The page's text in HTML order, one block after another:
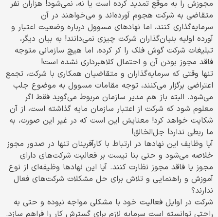
مجوزش را به موقع تمدید کرده است یا نه، نمی‌شود! هزاران نفر
متقاضی به شرکت هجوم آورده‌اند و می‌خواهند در آن
سرمایه‌گذاری کنند، اما نهادهای مسوول درباره وضعیت اعتبار و
آورده اولیه بنیان‌گذاران شرکت چیزی نمی‌دانند! به بیان دیگر،
تبلیغات شرکت گوش فلک را کر کرده، اما هیچ سازمانی متوجه
فاقد مجوز بودن آن و احتمال کلاهبرداری نشده است!
تنها وقتی که سرمایه‌گذاران و متقاضیان همکاری با شرکت، تجمع
اعتراضی برگزار می‌کنند، توجه مقامات مسوول به موضوع جلب
می‌شود. البته باز هم مدیر سازمان مربوط می‌گوید فقط اگر
معلوم شود که شرکت از اعتبار سازمان مایه گذاشته است، از آن
شکایت خواهد کرد! معنایش این است که در غیر این صورت، به
ما ربطی ندارد! جل‌الخالق!
آیا وظایف این نهادها در ارتباط با کارآفرینان تنها در صدور مجوز
خلاصه می‌شود و حتی بنا نیست بر فعالیت شرکت‌های دارای
مجوز یا فاقد مجوز نظارت کنند. آیا این نهادها وظیفه‌ای از نوع
آموزش و راهنمایی و تلاش برای حل مشکلات شرکت‌های فعال
ندارند؟
شرکت در اوایل فعالیت خود با مشکلی مواجه نبوده و حتی به
راحتی توانسته است سرمایه لازم برای گسترش کار را فراهم سازد.